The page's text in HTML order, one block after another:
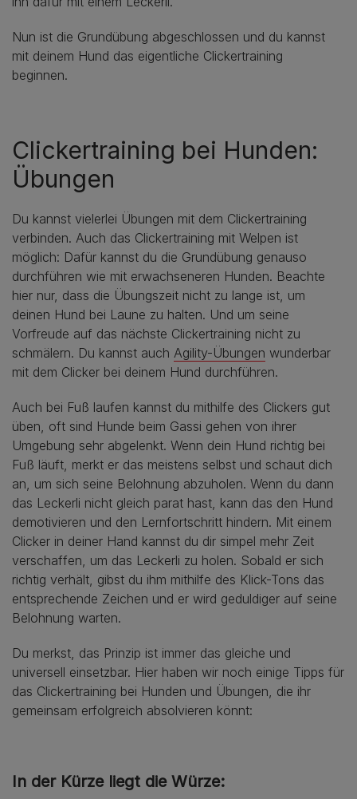
Nun ist die Grundübung abgeschlossen und du kannst
mit deinem Hund das eigentliche Clickertraining
beginnen.
Clickertraining bei Hunden:
Übungen
Du kannst vielerlei Übungen mit dem Clickertraining
verbinden. Auch das Clickertraining mit Welpen ist
möglich: Dafür kannst du die Grundübung genauso
durchführen wie mit erwachseneren Hunden. Beachte
hier nur, dass die Übungszeit nicht zu lange ist, um
deinen Hund bei Laune zu halten. Und um seine
Vorfreude auf das nächste Clickertraining nicht zu
schmälern. Du kannst auch Agility-Übungen wunderbar
mit dem Clicker bei deinem Hund durchführen.
Auch bei Fuß laufen kannst du mithilfe des Clickers gut
üben, oft sind Hunde beim Gassi gehen von ihrer
Umgebung sehr abgelenkt. Wenn dein Hund richtig bei
Fuß läuft, merkt er das meistens selbst und schaut dich
an, um sich seine Belohnung abzuholen. Wenn du dann
das Leckerli nicht gleich parat hast, kann das den Hund
demotivieren und den Lernfortschritt hindern. Mit einem
Clicker in deiner Hand kannst du dir simpel mehr Zeit
verschaffen, um das Leckerli zu holen. Sobald er sich
richtig verhält, gibst du ihm mithilfe des Klick-Tons das
entsprechende Zeichen und er wird geduldiger auf seine
Belohnung warten.
Du merkst, das Prinzip ist immer das gleiche und
universell einsetzbar. Hier haben wir noch einige Tipps für
das Clickertraining bei Hunden und Übungen, die ihr
gemeinsam erfolgreich absolvieren könnt:
In der Kürze liegt die Würze: